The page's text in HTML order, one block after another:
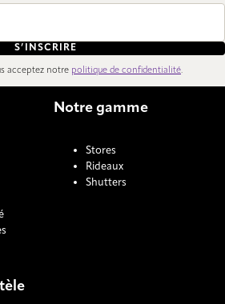
S’INSCRIRE
acceptez notre politique de confidentialité.
Notre gamme
Stores
Rideaux
Shutters